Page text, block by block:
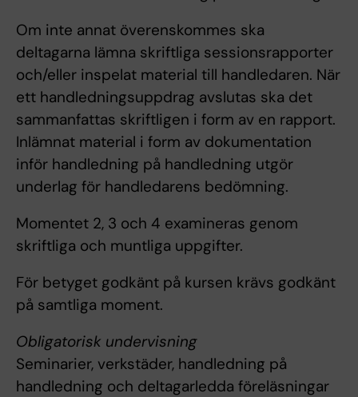
Om inte annat överenskommes ska
deltagarna lämna skriftliga sessionsrapporter
och/eller inspelat material till handledaren. När
ett handledningsuppdrag avslutas ska det
sammanfattas skriftligen i form av en rapport.
Inlämnat material i form av dokumentation
inför handledning på handledning utgör
underlag för handledarens bedömning.
Momentet 2, 3 och 4 examineras genom
skriftliga och muntliga uppgifter.
För betyget godkänt på kursen krävs godkänt
på samtliga moment.
Obligatorisk undervisning
Seminarier, verkstäder, handledning på
handledning och deltagarledda föreläsningar